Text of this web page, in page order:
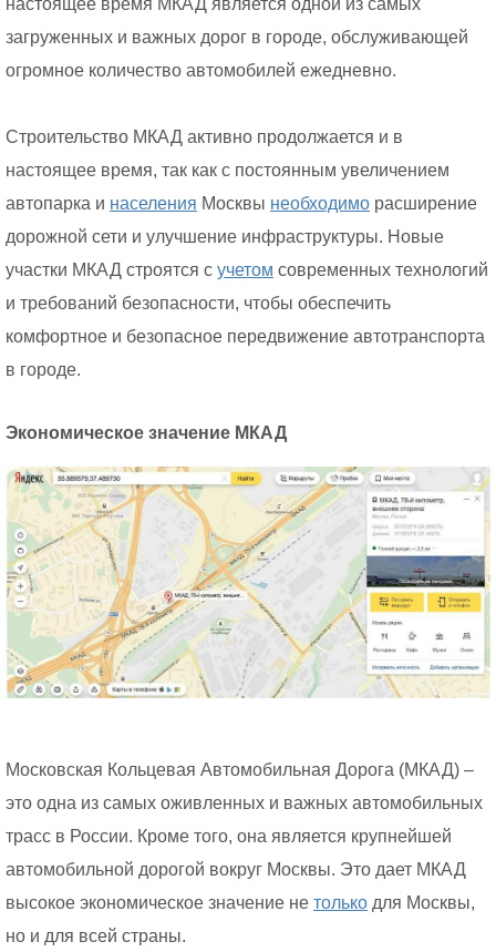
настоящее время МКАД является одной из самых
загруженных и важных дорог в городе, обслуживающей
огромное количество автомобилей ежедневно.
Строительство МКАД активно продолжается и в
настоящее время, так как с постоянным увеличением
автопарка и населения Москвы необходимо расширение
дорожной сети и улучшение инфраструктуры. Новые
участки МКАД строятся с учетом современных технологий
и требований безопасности, чтобы обеспечить
комфортное и безопасное передвижение автотранспорта
в городе.
Экономическое значение МКАД
Московская Кольцевая Автомобильная Дорога (МКАД) –
это одна из самых оживленных и важных автомобильных
трасс в России. Кроме того, она является крупнейшей
автомобильной дорогой вокруг Москвы. Это дает МКАД
высокое экономическое значение не только для Москвы,
но и для всей страны.